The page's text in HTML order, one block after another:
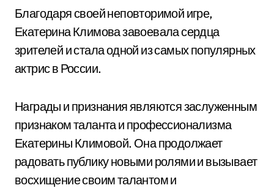
Благодаря своей неповторимой игре,
Екатерина Климова завоевала сердца
зрителей и стала одной из самых популярных
актрис в России.
Награды и признания являются заслуженным
признаком таланта и профессионализма
Екатерины Климовой. Она продолжает
радовать публику новыми ролями и вызывает
восхищение своим талантом и